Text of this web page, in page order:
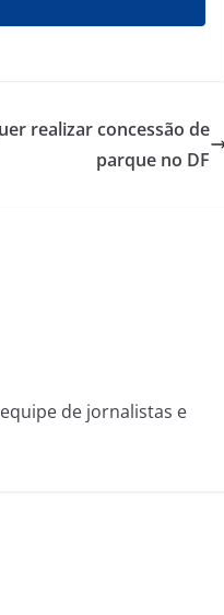
realizar concessão de
parque no DF
de jornalistas e